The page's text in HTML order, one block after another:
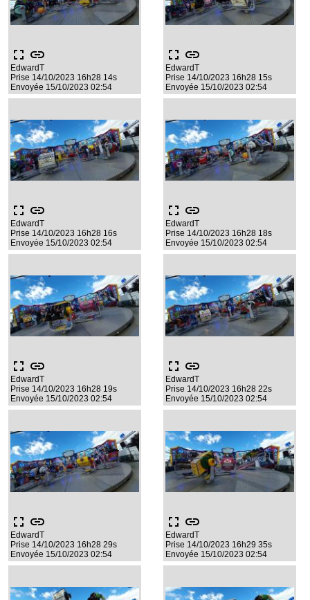
fullscreen link
EdwardT
Prise 14/10/2023 16h28 14s
Envoyée 15/10/2023 02:54
fullscreen link
EdwardT
Prise 14/10/2023 16h28 15s
Envoyée 15/10/2023 02:54
fullscreen link
EdwardT
Prise 14/10/2023 16h28 16s
Envoyée 15/10/2023 02:54
fullscreen link
EdwardT
Prise 14/10/2023 16h28 18s
Envoyée 15/10/2023 02:54
fullscreen link
EdwardT
Prise 14/10/2023 16h28 19s
Envoyée 15/10/2023 02:54
fullscreen link
EdwardT
Prise 14/10/2023 16h28 22s
Envoyée 15/10/2023 02:54
fullscreen link
EdwardT
Prise 14/10/2023 16h28 29s
Envoyée 15/10/2023 02:54
fullscreen link
EdwardT
Prise 14/10/2023 16h29 35s
Envoyée 15/10/2023 02:54